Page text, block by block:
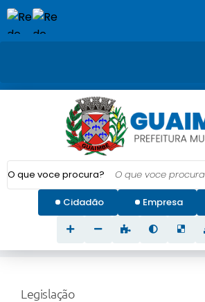
O que voce procura?
Cidadão Empresa
Legislação